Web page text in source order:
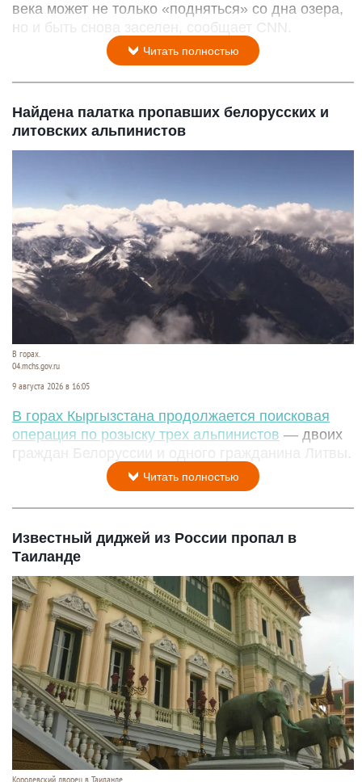
века может не только «подняться» со дна озера,
но и быть снова заселен, сообщает CNN.
Читать полностью
Найдена палатка пропавших белорусских и
литовских альпинистов
В горах.
04.mchs.gov.ru
9 августа 2026 в 16:05
В горах Кыргызстана продолжается поисковая
операция по розыску трех альпинистов — двоих
граждан Белоруссии и одного гражданина Литвы.
Читать полностью
Известный диджей из России пропал в
Таиланде
Королевский дворец в Таиланде.